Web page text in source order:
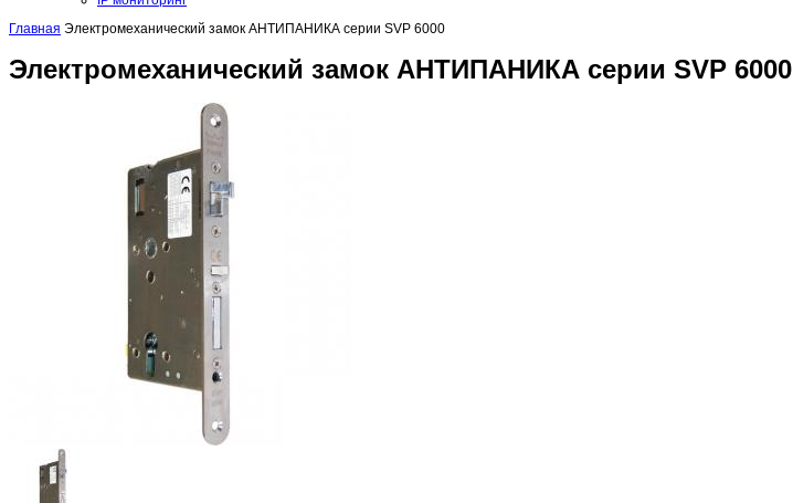
Главная Электромеханический замок АНТИПАНИКА серии SVP 6000
Электромеханический замок АНТИПАНИКА серии SVP 6000